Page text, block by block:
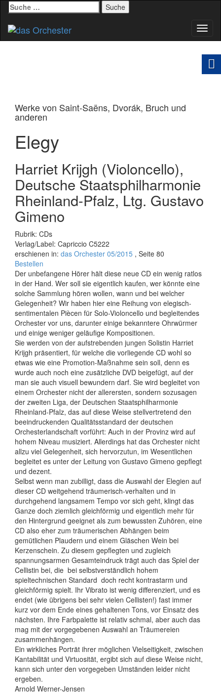
Suche
nach:
Werke von Saint-Saëns, Dvorák, Bruch und
anderen
Elegy
Harriet Krijgh (Violoncello),
Deutsche Staatsphilharmonie
Rheinland-Pfalz, Ltg. Gustavo
Gimeno
Rubrik: CDs
Verlag/Label: Capriccio C5222
erschienen in: das Orchester 05/2015 , Seite 80
Bestellen
Der unbefangene Hörer hält diese neue CD ein wenig ratlos
in der Hand. Wer soll sie eigentlich kaufen, wer könnte eine
solche Sammlung hören wollen, wann und bei welcher
Gelegenheit? Wir haben hier eine Reihung von elegisch-
sentimentalen Piècen für Solo-Violoncello und begleitendes
Orchester vor uns, darunter einige bekanntere Ohrwürmer
und einige weniger geläufige Kompositionen.
Sie werden von der aufstrebenden jungen Solistin Harriet
Krijgh präsentiert, für welche die vorliegende CD wohl so
etwas wie eine Promotion-Maßnahme sein soll, denn es
wurde auch noch eine zusätzliche DVD beigefügt, auf der
man sie auch visuell bewundern darf. Sie wird begleitet von
einem Orchester nicht der allerersten, sondern sozusagen
der zweiten Liga, der Deutschen Staatsphilharmonie
Rheinland-Pfalz, das auf diese Weise stellvertretend den
beeindruckenden Qualitätsstandard der deutschen
Orchesterlandschaft vorführt: Auch in der Provinz wird auf
hohem Niveau musiziert. Allerdings hat das Orchester nicht
allzu viel Gelegenheit, sich hervorzutun, im Wesentlichen
begleitet es unter der Leitung von Gustavo Gimeno gepflegt
und dezent.
Selbst wenn man zubilligt, dass die Auswahl der Elegien auf
dieser CD weitgehend träumerisch-verhalten und in
durchgehend langsamem Tempo vor sich geht, klingt das
Ganze doch ziemlich gleichförmig und eigentlich mehr für
den Hintergrund geeignet als zum bewussten Zuhören, eine
CD also eher zum träumerischen Abhängen beim
gemütlichen Plaudern und einem Gläschen Wein bei
Kerzenschein. Zu diesem gepflegten und zugleich
spannungsarmen Gesamteindruck trägt auch das Spiel der
Cellistin bei, die  bei selbstverständlich hohem
spieltechnischen Standard  doch recht kontrastarm und
gleichförmig spielt. Ihr Vibrato ist wenig differenziert, und es
endet (wie übrigens bei sehr vielen Cellisten!) fast immer
kurz vor dem Ende eines gehaltenen Tons, vor Einsatz des
nächsten. Ihre Farbpalette ist relativ schmal, aber auch das
mag mit der vorgegebenen Auswahl an Träumereien
zusammenhängen.
Ein wirkliches Porträt ihrer möglichen Vielseitigkeit, zwischen
Kantabilität und Virtuosität, ergibt sich auf diese Weise nicht,
kann sich unter den vorgegeben Umständen leider nicht
ergeben.
Arnold Werner-Jensen